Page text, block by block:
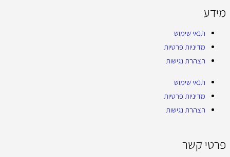
מידע
תנאי שימוש
מדיניות פרטיות
הצהרת נגישות
תנאי שימוש
מדיניות פרטיות
הצהרת נגישות
פרטי קשר